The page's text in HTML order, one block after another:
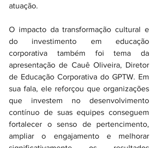
atuação.
O impacto da transformação cultural e
do investimento em educação
corporativa também foi tema da
apresentação de Cauê Oliveira, Diretor
de Educação Corporativa do GPTW. Em
sua fala, ele reforçou que organizações
que investem no desenvolvimento
contínuo de suas equipes conseguem
fortalecer o senso de pertencimento,
ampliar o engajamento e melhorar